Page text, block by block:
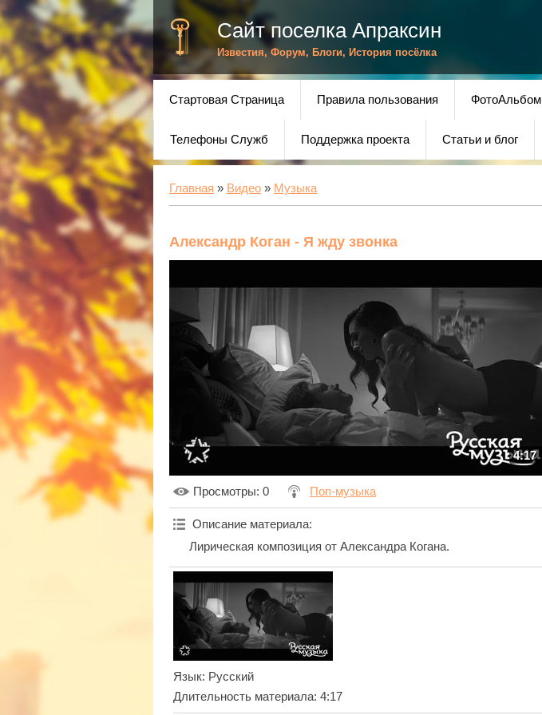
Сайт поселка Апраксин
Известия, Форум, Блоги, История посёлка
Стартовая Страница Правила пользования ФотоАльбом
Телефоны Служб Поддержка проекта Статьи и блог
Главная » Видео » Музыка
Александр Коган - Я жду звонка
4:17
Просмотры: 0 Поп-музыка
Описание материала:
Лирическая композиция от Александра Когана.
Язык: Русский
Длительность материала: 4:17